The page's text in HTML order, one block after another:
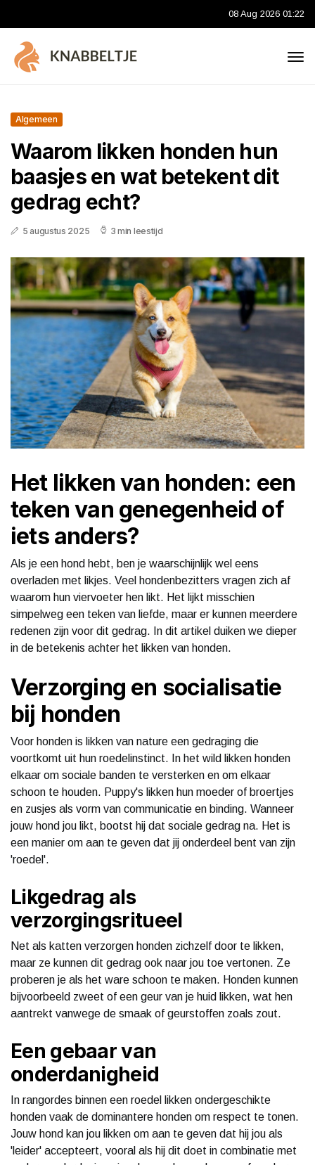
08 Aug 2026 01:22
Algemeen
Waarom likken honden hun
baasjes en wat betekent dit
gedrag echt?
5 augustus 2025 3 min leestijd
Het likken van honden: een
teken van genegenheid of
iets anders?
Als je een hond hebt, ben je waarschijnlijk wel eens
overladen met likjes. Veel hondenbezitters vragen zich af
waarom hun viervoeter hen likt. Het lijkt misschien
simpelweg een teken van liefde, maar er kunnen meerdere
redenen zijn voor dit gedrag. In dit artikel duiken we dieper
in de betekenis achter het likken van honden.
Verzorging en socialisatie
bij honden
Voor honden is likken van nature een gedraging die
voortkomt uit hun roedelinstinct. In het wild likken honden
elkaar om sociale banden te versterken en om elkaar
schoon te houden. Puppy's likken hun moeder of broertjes
en zusjes als vorm van communicatie en binding. Wanneer
jouw hond jou likt, bootst hij dat sociale gedrag na. Het is
een manier om aan te geven dat jij onderdeel bent van zijn
'roedel'.
Likgedrag als
verzorgingsritueel
Net als katten verzorgen honden zichzelf door te likken,
maar ze kunnen dit gedrag ook naar jou toe vertonen. Ze
proberen je als het ware schoon te maken. Honden kunnen
bijvoorbeeld zweet of een geur van je huid likken, wat hen
aantrekt vanwege de smaak of geurstoffen zoals zout.
Een gebaar van
onderdanigheid
In rangordes binnen een roedel likken ondergeschikte
honden vaak de dominantere honden om respect te tonen.
Jouw hond kan jou likken om aan te geven dat hij jou als
'leider' accepteert, vooral als hij dit doet in combinatie met